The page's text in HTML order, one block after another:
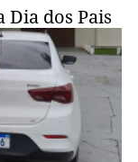
dos Pais